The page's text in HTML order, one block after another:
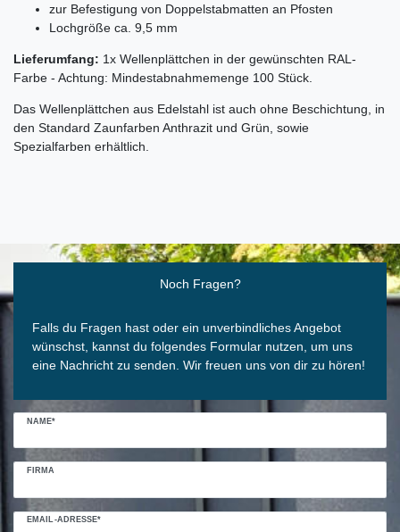
zur Befestigung von Doppelstabmatten an Pfosten
Lochgröße ca. 9,5 mm
Lieferumfang: 1x Wellenplättchen in der gewünschten RAL-
Farbe - Achtung: Mindestabnahmemenge 100 Stück.
Das Wellenplättchen aus Edelstahl ist auch ohne Beschichtung, in
den Standard Zaunfarben Anthrazit und Grün, sowie
Spezialfarben erhältlich.
Noch Fragen?
Falls du Fragen hast oder ein unverbindliches Angebot
wünschst, kannst du folgendes Formular nutzen, um uns
eine Nachricht zu senden. Wir freuen uns von dir zu hören!
NAME*
FIRMA
EMAIL-ADRESSE*
Ceres::Template.mailFormHoneypotLabel